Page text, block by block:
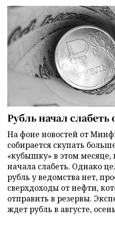
Рубль начал слабеть
На фоне новостей от
собирается скупать
«кубышку» в этом
начала слабеть. Однако
рубль у ведомства нет,
сверхдоходы от нефти,
отправить в резервы.
ждет рубль в августе,